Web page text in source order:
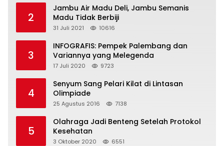
2
Jambu Air Madu Deli, Jambu Semanis
Madu Tidak Berbiji
31 Juli 2021 10616
3
INFOGRAFIS: Pempek Palembang dan
Variannya yang Melegenda
17 Juli 2020 9723
4
Senyum Sang Pelari Kilat di Lintasan
Olimpiade
25 Agustus 2016 7138
5
Olahraga Jadi Benteng Setelah Protokol
Kesehatan
3 Oktober 2020 6551